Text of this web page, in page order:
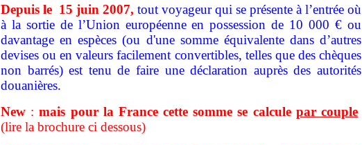
Depuis le 15 juin 2007, tout voyageur qui se présente à l’entrée où
à la sortie de l’Union européenne en possession de 10 000 € ou
davantage en espèces (ou d'une somme équivalente dans d’autres
devises ou en valeurs facilement convertibles, telles que des chèques
non barrés) est tenu de faire une déclaration auprès des autorités
douanières.
New :mais pour la France cette somme se calcule par couple
(lire la brochure ci dessous)